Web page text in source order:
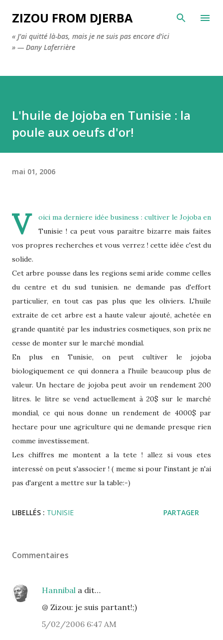
Accéder au contenu principal
ZIZOU FROM DJERBA
« J’ai quitté là-bas, mais je ne suis pas encore d’ici
» — Dany Laferrière
L'huile de Jojoba en Tunisie : la
poule aux oeufs d'or!
mai 01, 2006
V
oici ma derniere idée business : cultiver le Jojoba en
Tunisie ! ca peut vous paraitre bizarre mais faites
vos propres recherches et vous verrez ! cette idée c'est du
solide.
Cet arbre pousse dans les regions semi aride comme celles
du centre et du sud tunisien. ne demande pas d'effort
particulier, en tout cas pas plus que les oliviers. L'huile
extraite de cet arbre est a haute valeur ajouté, achetée en
grande quantité par les industries cosmetiques, son prix ne
cesse de monter sur le marché mondial.
En plus en Tunisie, on peut cultiver le jojoba
biologiquement ce qui donnera a l'huile beaucoup plus de
valeur. Un hectare de jojoba peut avoir un rendement 200
litres. le litre se vend actuellement à 20$ sur le marché
mondial, ce qui nous donne un rendement de 4000$ par
hectare pour une agriculture qui ne demande presque rien
comme investissement.
Les chiffres me montent a la tete ! allez si vous etes
interessé on peut s'associer ! ( meme si pour l'instant je n'ai
pas d'argent a mettre sur la table:-)
LIBELLÉS : TUNISIE PARTAGER
Commentaires
Hannibal a dit…
@ Zizou: je suis partant!;)
5/02/2006 6:47 AM